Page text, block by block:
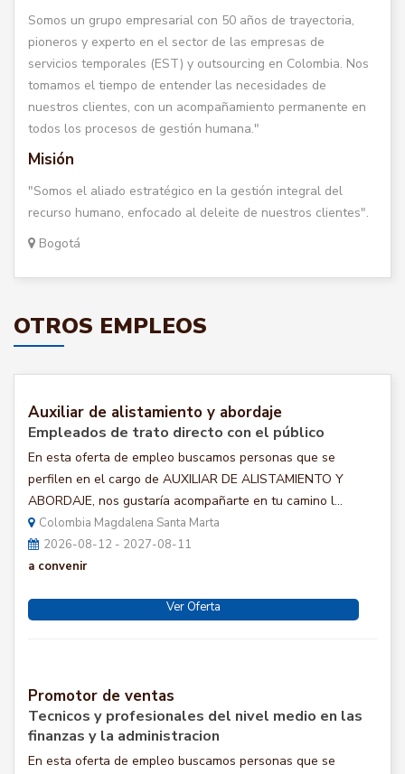
Somos un grupo empresarial con 50 años de trayectoria,
pioneros y experto en el sector de las empresas de
servicios temporales (EST) y outsourcing en Colombia. Nos
tomamos el tiempo de entender las necesidades de
nuestros clientes, con un acompañamiento permanente en
todos los procesos de gestión humana."
Misión
"Somos el aliado estratégico en la gestión integral del
recurso humano, enfocado al deleite de nuestros clientes".
Bogotá
OTROS EMPLEOS
Auxiliar de alistamiento y abordaje
Empleados de trato directo con el público
En esta oferta de empleo buscamos personas que se
perfilen en el cargo de AUXILIAR DE ALISTAMIENTO Y
ABORDAJE, nos gustaría acompañarte en tu camino l...
Colombia Magdalena Santa Marta
2026-08-12 - 2027-08-11
a convenir
Ver Oferta
Promotor de ventas
Tecnicos y profesionales del nivel medio en las
finanzas y la administracion
En esta oferta de empleo buscamos personas que se